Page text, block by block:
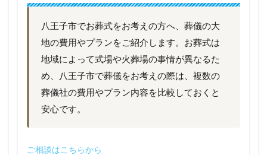
八王子市でお葬式をお考えの方へ、葬儀の大
地の費用やプランをご紹介します。お葬式は
地域によって式場や火葬場の事情が異なるた
め、八王子市で葬儀をお考えの際は、複数の
葬儀社の費用やプラン内容を比較しておくと
安心です。
ご相談はこちらから